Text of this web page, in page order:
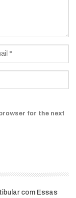
for the next
com Essas